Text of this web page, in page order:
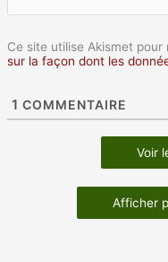
Ce site utilise Akismet pour
sur la façon dont les
1 COMMENTAIRE
Voir
Afficher